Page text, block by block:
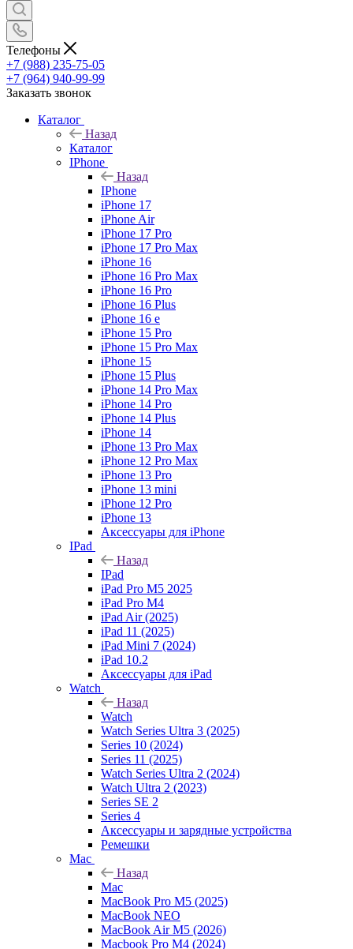
Телефоны
+7 (988) 235-75-05
+7 (964) 940-99-99
Заказать звонок
Каталог
Назад
Каталог
IPhone
Назад
IPhone
iPhone 17
iPhone Air
iPhone 17 Pro
iPhone 17 Pro Max
iPhone 16
iPhone 16 Pro Max
iPhone 16 Pro
iPhone 16 Plus
iPhone 16 e
iPhone 15 Pro
iPhone 15 Pro Max
iPhone 15
iPhone 15 Plus
iPhone 14 Pro Max
iPhone 14 Pro
iPhone 14 Plus
iPhone 14
iPhone 13 Pro Max
iPhone 12 Pro Max
iPhone 13 Pro
iPhone 13 mini
iPhone 12 Pro
iPhone 13
Аксессуары для iPhone
IPad
Назад
IPad
iPad Pro M5 2025
iPad Pro M4
iPad Air (2025)
iPad 11 (2025)
iPad Mini 7 (2024)
iPad 10.2
Аксессуары для iPad
Watch
Назад
Watch
Watch Series Ultra 3 (2025)
Series 10 (2024)
Series 11 (2025)
Watch Series Ultra 2 (2024)
Watch Ultra 2 (2023)
Series SE 2
Series 4
Аксессуары и зарядные устройства
Ремешки
Mac
Назад
Mac
MacBook Pro M5 (2025)
MacBook NEO
MacBook Air M5 (2026)
Macbook Pro M4 (2024)